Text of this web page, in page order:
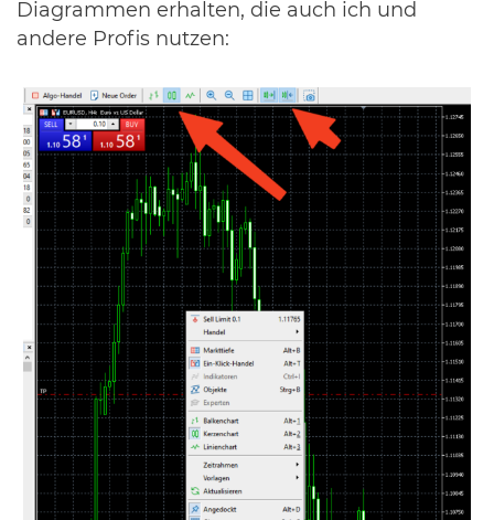
Diagrammen erhalten, die auch ich und
andere Profis nutzen: